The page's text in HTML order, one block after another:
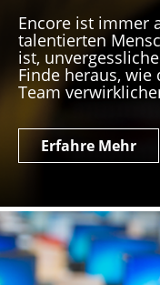
Encore ist immer
talentierten
ist,
Finde heraus,
Team
Erfahre Mehr